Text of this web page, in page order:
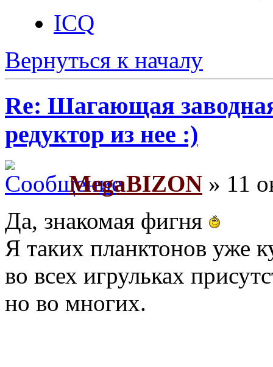
ICQ
Вернуться к началу
Re: Шагающая
редуктор из нее :)
MegaBIZON » 11
Да, знакомая фигня
Я таких планктонов уже
во всех игрульках
но во многих.